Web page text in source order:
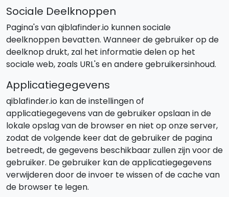
Sociale Deelknoppen
Pagina's van qiblafinder.io kunnen sociale
deelknoppen bevatten. Wanneer de gebruiker op de
deelknop drukt, zal het informatie delen op het
sociale web, zoals URL's en andere gebruikersinhoud.
Applicatiegegevens
qiblafinder.io kan de instellingen of
applicatiegegevens van de gebruiker opslaan in de
lokale opslag van de browser en niet op onze server,
zodat de volgende keer dat de gebruiker de pagina
betreedt, de gegevens beschikbaar zullen zijn voor de
gebruiker. De gebruiker kan de applicatiegegevens
verwijderen door de invoer te wissen of de cache van
de browser te legen.